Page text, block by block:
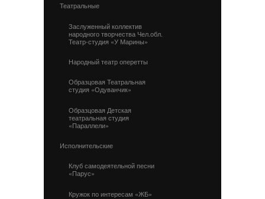
Театральные
Заслуженный коллектив
народного творчества Чел.обл.
Театр-студия «У Марины»
Народный театр оперетты
Образцовая Театральная
студия «Одуванчик»
Образцовая Детская
театральная студия
«Параллели»
Исполнительские
Клуб самодеятельной песни
«Парус»
Кружок по интересам «ЖБ»